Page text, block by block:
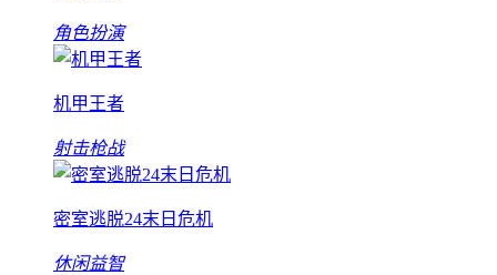
角色扮演
机甲王者
射击枪战
密室逃脱24末日危机
休闲益智